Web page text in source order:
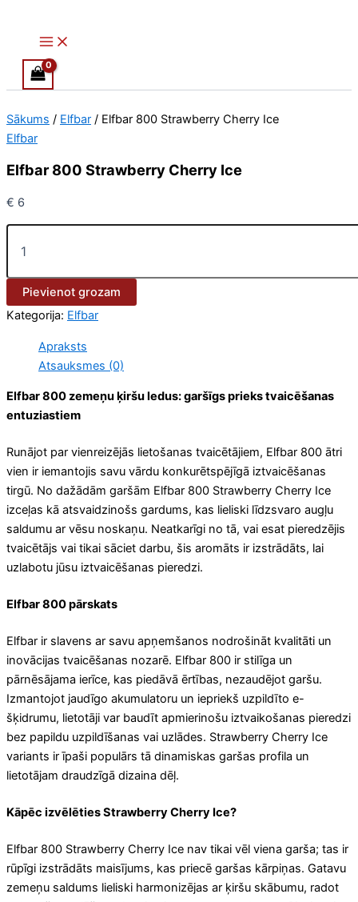
content
Sākums / Elfbar / Elfbar 800 Strawberry Cherry Ice
Elfbar
Elfbar 800 Strawberry Cherry Ice
€ 6
Strawberry
daudzums
Pievienot grozam
Kategorija: Elfbar
Apraksts
Atsauksmes (0)
Elfbar 800 zemeņu ķiršu ledus: garšīgs prieks tvaicēšanas
entuziastiem
Runājot par vienreizējās lietošanas tvaicētājiem, Elfbar 800 ātri
vien ir iemantojis savu vārdu konkurētspējīgā iztvaicēšanas
tirgū. No dažādām garšām Elfbar 800 Strawberry Cherry Ice
izceļas kā atsvaidzinošs gardums, kas lieliski līdzsvaro augļu
saldumu ar vēsu noskaņu. Neatkarīgi no tā, vai esat pieredzējis
tvaicētājs vai tikai sāciet darbu, šis aromāts ir izstrādāts, lai
uzlabotu jūsu iztvaicēšanas pieredzi.
Elfbar 800 pārskats
Elfbar ir slavens ar savu apņemšanos nodrošināt kvalitāti un
inovācijas tvaicēšanas nozarē. Elfbar 800 ir stilīga un
pārnēsājama ierīce, kas piedāvā ērtības, nezaudējot garšu.
Izmantojot jaudīgo akumulatoru un iepriekš uzpildīto e-
šķidrumu, lietotāji var baudīt apmierinošu iztvaikošanas pieredzi
bez papildu uzpildīšanas vai uzlādes. Strawberry Cherry Ice
variants ir īpaši populārs tā dinamiskas garšas profila un
lietotājam draudzīgā dizaina dēļ.
Kāpēc izvēlēties Strawberry Cherry Ice?
Elfbar 800 Strawberry Cherry Ice nav tikai vēl viena garša; tas ir
rūpīgi izstrādāts maisījums, kas priecē garšas kārpiņas. Gatavu
zemeņu saldums lieliski harmonizējas ar ķiršu skābumu, radot